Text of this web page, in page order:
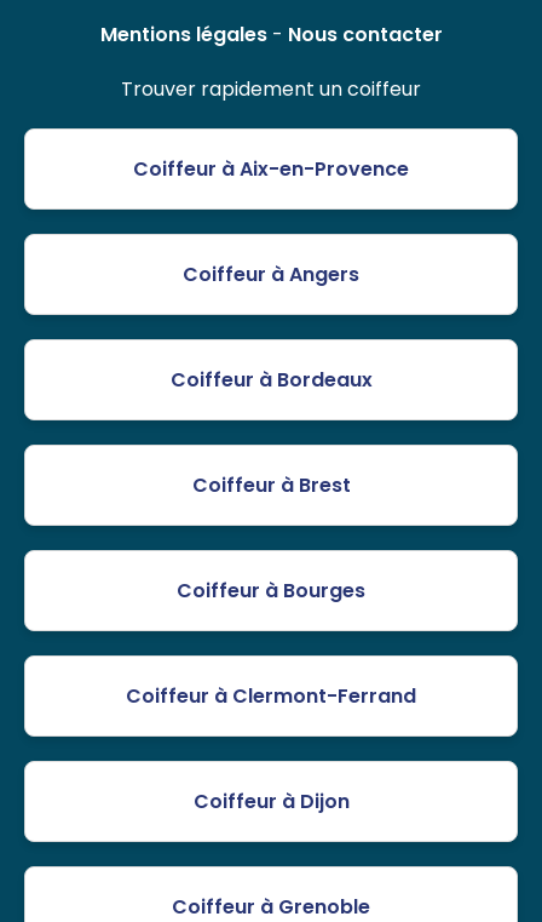
Mentions légales- Nous contacter
Trouver rapidement un coiffeur
Coiffeur à Aix-en-Provence
Coiffeur à Angers
Coiffeur à Bordeaux
Coiffeur à Brest
Coiffeur à Bourges
Coiffeur à Clermont-Ferrand
Coiffeur à Dijon
Coiffeur à Grenoble